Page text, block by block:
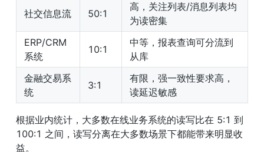
社交信息流 50:1
高，关注列表/消息列表均
为读密集
ERP/CRM
系统
10:1
中等，报表查询可分流到
从库
金融交易系
统
3:1
有限，强一致性要求高，
读延迟敏感
根据业内统计，大多数在线业务系统的读写比在 5:1 到
100:1 之间，读写分离在大多数场景下都能带来明显收
益。